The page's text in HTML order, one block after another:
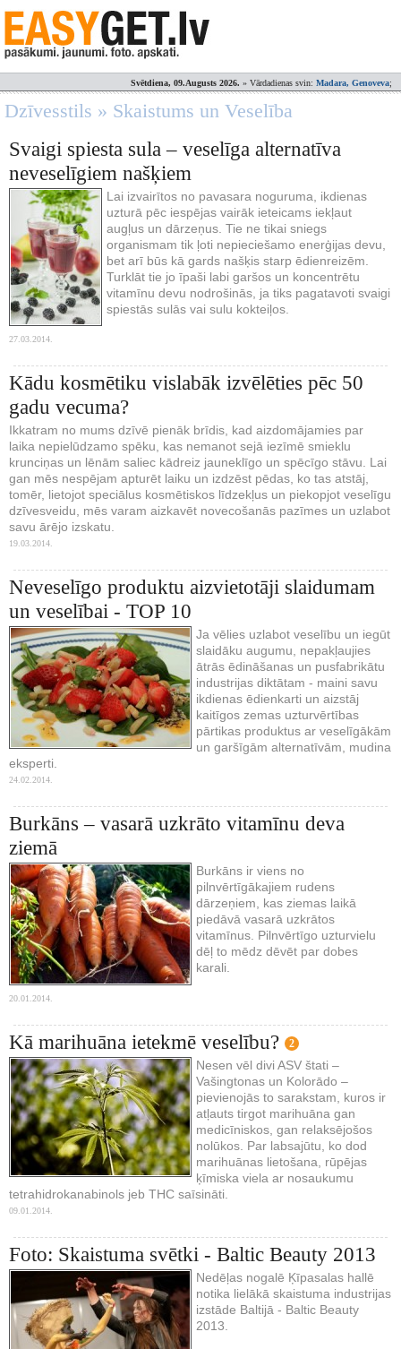
Svētdiena, 09.Augusts 2026. » Vārdadienas svin: Madara, Genoveva;
Dzīvesstils » Skaistums un Veselība
Svaigi spiesta sula – veselīga alternatīva
neveselīgiem našķiem
Lai izvairītos no pavasara noguruma, ikdienas
uzturā pēc iespējas vairāk ieteicams iekļaut
augļus un dārzeņus. Tie ne tikai sniegs
organismam tik ļoti nepieciešamo enerģijas devu,
bet arī būs kā gards našķis starp ēdienreizēm.
Turklāt tie jo īpaši labi garšos un koncentrētu
vitamīnu devu nodrošinās, ja tiks pagatavoti svaigi
spiestās sulās vai sulu kokteiļos.
27.03.2014.
Kādu kosmētiku vislabāk izvēlēties pēc 50
gadu vecuma?
Ikkatram no mums dzīvē pienāk brīdis, kad aizdomājamies par
laika nepielūdzamo spēku, kas nemanot sejā iezīmē smieklu
krunciņas un lēnām saliec kādreiz jauneklīgo un spēcīgo stāvu. Lai
gan mēs nespējam apturēt laiku un izdzēst pēdas, ko tas atstāj,
tomēr, lietojot speciālus kosmētiskos līdzekļus un piekopjot veselīgu
dzīvesveidu, mēs varam aizkavēt novecošanās pazīmes un uzlabot
savu ārējo izskatu.
19.03.2014.
Neveselīgo produktu aizvietotāji slaidumam
un veselībai - TOP 10
Ja vēlies uzlabot veselību un iegūt
slaidāku augumu, nepakļaujies
ātrās ēdināšanas un pusfabrikātu
industrijas diktātam - maini savu
ikdienas ēdienkarti un aizstāj
kaitīgos zemas uzturvērtības
pārtikas produktus ar veselīgākām
un garšīgām alternatīvām, mudina
eksperti.
24.02.2014.
Burkāns – vasarā uzkrāto vitamīnu deva
ziemā
Burkāns ir viens no
pilnvērtīgākajiem rudens
dārzeņiem, kas ziemas laikā
piedāvā vasarā uzkrātos
vitamīnus. Pilnvērtīgo uzturvielu
dēļ to mēdz dēvēt par dobes
karali.
20.01.2014.
Kā marihuāna ietekmē veselību? 2
Nesen vēl divi ASV štati –
Vašingtonas un Kolorādo –
pievienojās to sarakstam, kuros ir
atļauts tirgot marihuāna gan
medicīniskos, gan relaksējošos
nolūkos. Par labsajūtu, ko dod
marihuānas lietošana, rūpējas
ķīmiska viela ar nosaukumu
tetrahidrokanabinols jeb THC saīsināti.
09.01.2014.
Foto: Skaistuma svētki - Baltic Beauty 2013
Nedēļas nogalē Ķīpasalas hallē
notika lielākā skaistuma industrijas
izstāde Baltijā - Baltic Beauty
2013.